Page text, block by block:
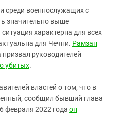
среди военнослужащих с
значительно выше
характерна для всех
для Чечни. Рамзан
призвал руководителей
убитых.
властей о том, что в
сообщил бывший глава
февраля 2022 года он